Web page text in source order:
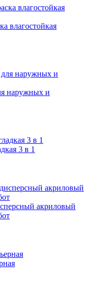
влагостойкая
наружных и
3 в 1
акриловый